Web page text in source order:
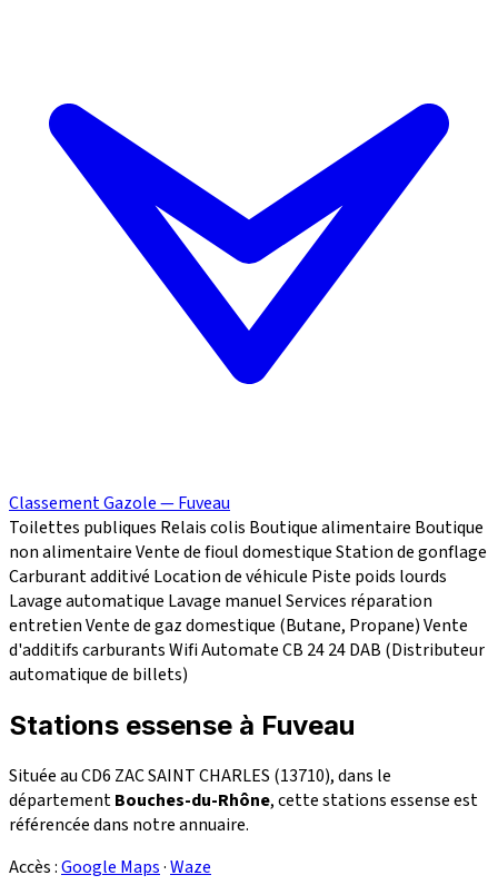
Classement Gazole — Fuveau
Toilettes publiques Relais colis Boutique alimentaire Boutique
non alimentaireVente de fioul domestiqueStation de gonflage
Carburant additivé Location de véhicule Piste poids lourds
Lavage automatique Lavage manuelServices réparation
entretienVente de gaz domestique (Butane, Propane)Vente
d'additifs carburantsWifiAutomate CB 2424DAB (Distributeur
automatique de billets)
Stations essense à Fuveau
Située au CD6 ZAC SAINT CHARLES (13710), dans le
départementBouches-du-Rhône, cette stations essense est
référencée dans notre annuaire.
Accès :Google Maps·Waze